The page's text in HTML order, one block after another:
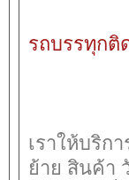
รถบรรทุกติ
เราให้บริก
ย้าย สินค้า